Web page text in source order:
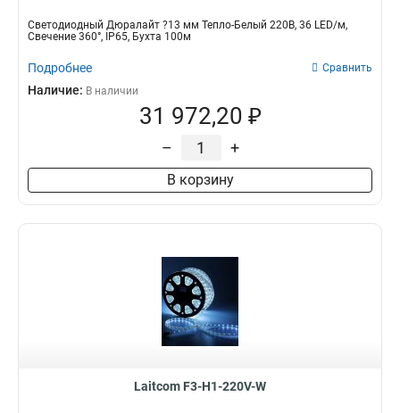
Светодиодный Дюралайт ?13 мм Тепло-Белый 220В, 36 LED/м,
Свечение 360°, IP65, Бухта 100м
Подробнее Сравнить
Наличие: В наличии
31 972,20 ₽
– +
В корзину
Laitcom F3-H1-220V-W